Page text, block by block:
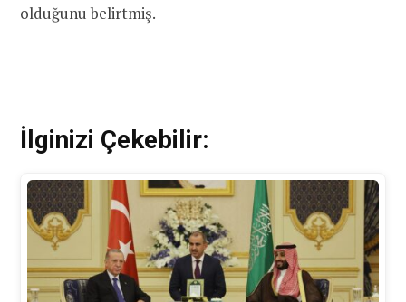
olduğunu belirtmiş.
İlginizi Çekebilir: